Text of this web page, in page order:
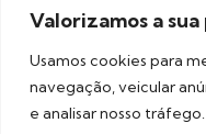
Valorizamos a
Usamos cookies para
navegação, veicular
e analisar nosso
Método Serviços